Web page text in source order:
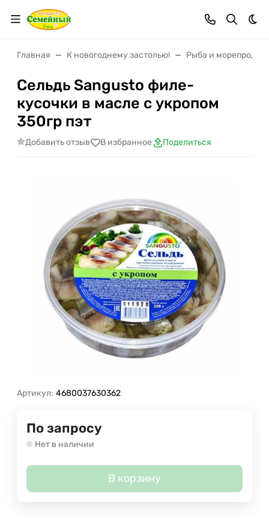
Главная К новогоднему застолью! Рыба и
Сельдь Sangusto филе-
кусочки в масле с укропом
350гр пэт
Добавить отзыв В избранное Поделиться
Артикул: 4680037630362
По запросу
Нет в наличии
В корзину